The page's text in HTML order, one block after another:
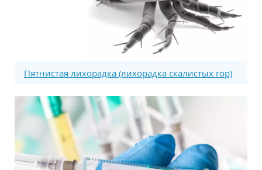
Пятнистая лихорадка (лихорадка скалистых гор)